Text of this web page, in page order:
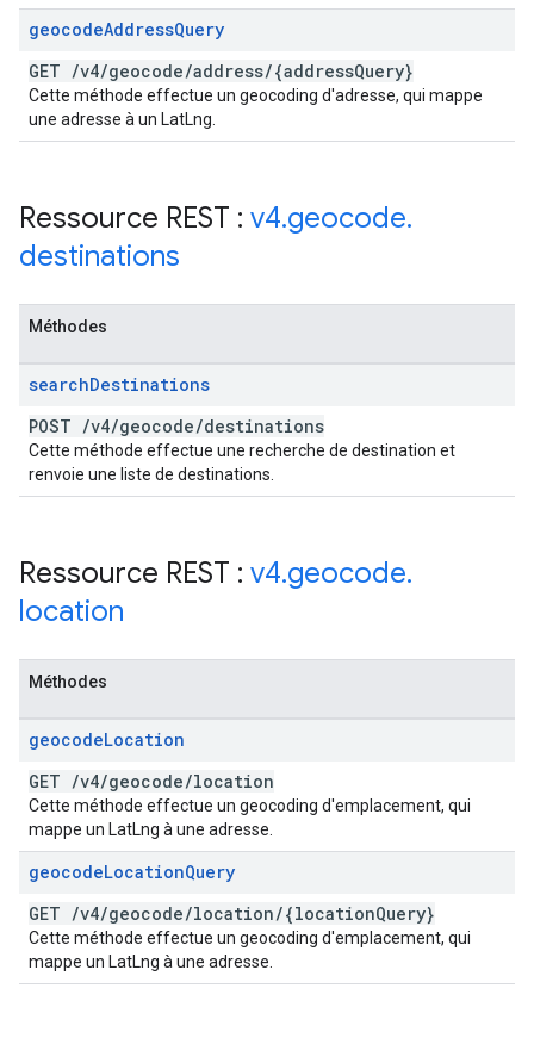
geocodeAddressQuery
GET /v4/geocode/address/{addressQuery}
Cette méthode effectue un geocoding d'adresse, qui mappe
une adresse à un LatLng.
Ressource REST : v4.geocode.
destinations
Méthodes
searchDestinations
POST /v4/geocode/destinations
Cette méthode effectue une recherche de destination et
renvoie une liste de destinations.
Ressource REST : v4.geocode.
location
Méthodes
geocodeLocation
GET /v4/geocode/location
Cette méthode effectue un geocoding d'emplacement, qui
mappe un LatLng à une adresse.
geocodeLocationQuery
GET /v4/geocode/location/{locationQuery}
Cette méthode effectue un geocoding d'emplacement, qui
mappe un LatLng à une adresse.